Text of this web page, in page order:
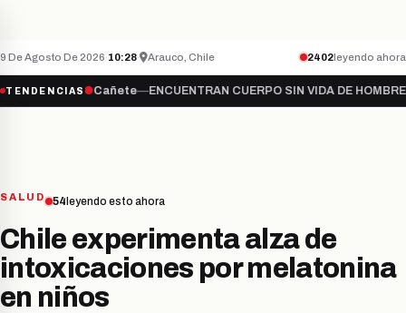
9 De Agosto De 2026·10:28· Arauco, Chile 2402leyendo ahora
TENDENCIAS
●Cañete—ENCUENTRAN CUERPO SIN VIDA DE HOMBRE
SALUD 54 leyendo esto ahora
Chile experimenta alza de
intoxicaciones por melatonina
en niños